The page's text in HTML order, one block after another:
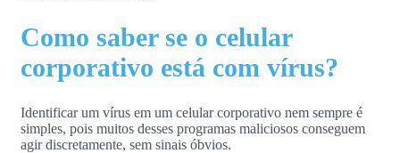
Como saber se o celular
corporativo está com vírus?
Identificar um vírus em um celular corporativo nem sempre é
simples, pois muitos desses programas maliciosos conseguem
agir discretamente, sem sinais óbvios.